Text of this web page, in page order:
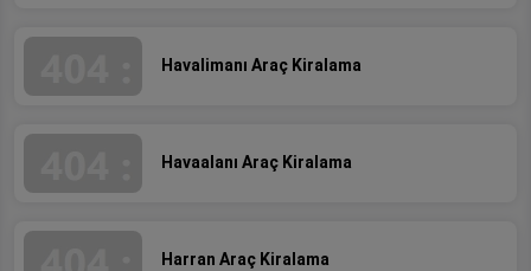
Havalimanı Araç Kiralama
Havaalanı Araç Kiralama
Harran Araç Kiralama